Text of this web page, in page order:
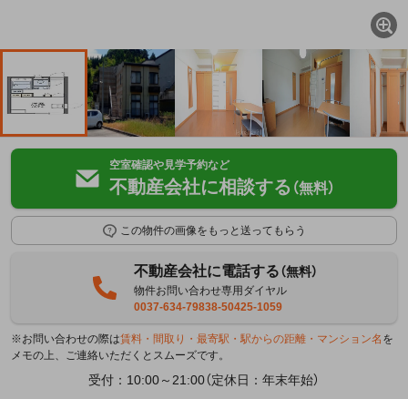
空室確認や見学予約など
不動産会社に相談する （無料）
この物件の画像をもっと送ってもらう
不動産会社に電話する（無料）
物件お問い合わせ専用ダイヤル
0037-634-79838-50425-1059
※お問い合わせの際は賃料・間取り・最寄駅・駅からの距離・マンション名 を
メモの上、ご連絡いただくとスムーズです。
受付：10:00～21:00（定休日：年末年始）